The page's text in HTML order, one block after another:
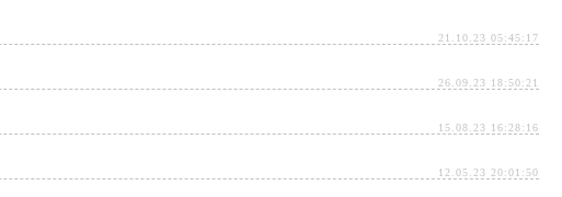
21.10.23 05:45:17
26.09.23 18:50:21
15.08.23 16:28:16
12.05.23 20:01:50